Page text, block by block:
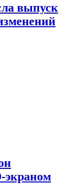
выпуск
экраном